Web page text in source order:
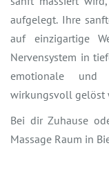
aufgelegt. Ihre
auf einzigartige
Nervensystem in
emotionale und
wirkungsvoll gelöst
Bei dir Zuhause
Massage Raum in